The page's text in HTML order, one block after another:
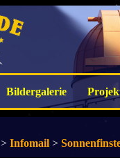
Bildergalerie
> Infomail >